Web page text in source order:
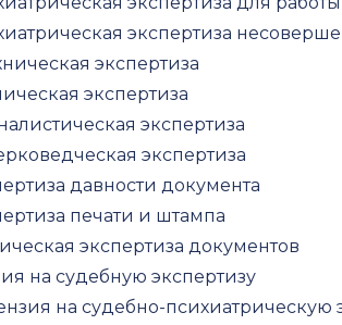
экспертиза
экспертиза
экспертиза
экспертиза
экспертиза
давности документа
печати и штампа
экспертиза документов
на судебную экспертизу
на судебно-психиатрическую
стоимости аренды
бизнеса
ценных бумаг
акций
нематериальных активов
патента
бренда
товарного знака
интеллектуальной
активов
текущих активов